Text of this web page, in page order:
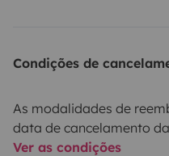
Condições de
As modalidades de
data de cancelamento
Ver as condições